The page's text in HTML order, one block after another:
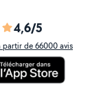
4,6/5
partir de 66000 avis